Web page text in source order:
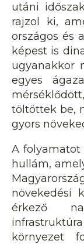
utáni
rajzol ki,
országos és
képest is
ugyanakkor
egyes
töltöttek be,
gyors
A folyamatot
hullám,
növekedési
érkező
környezet